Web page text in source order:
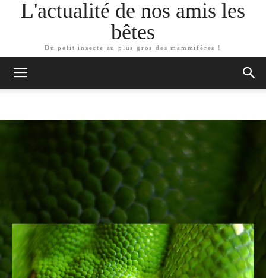
L'actualité de nos amis les
bêtes
Du petit insecte au plus gros des mammifères !